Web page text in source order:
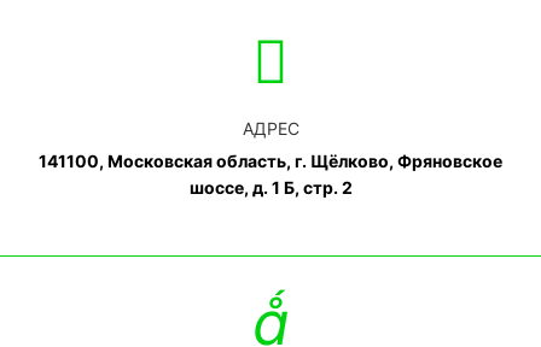
АДРЕС
141100, Московская область, г. Щёлково, Фряновское
шоссе, д. 1 Б, стр. 2